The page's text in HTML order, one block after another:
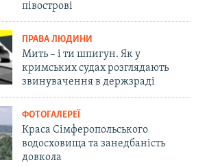
півострові
ПРАВА ЛЮДИНИ
Мить – і ти шпигун. Як у
кримських судах розглядають
звинувачення в держзраді
ФОТОГАЛЕРЕЇ
Краса Сімферопольського
водосховища та занедбаність
довкола